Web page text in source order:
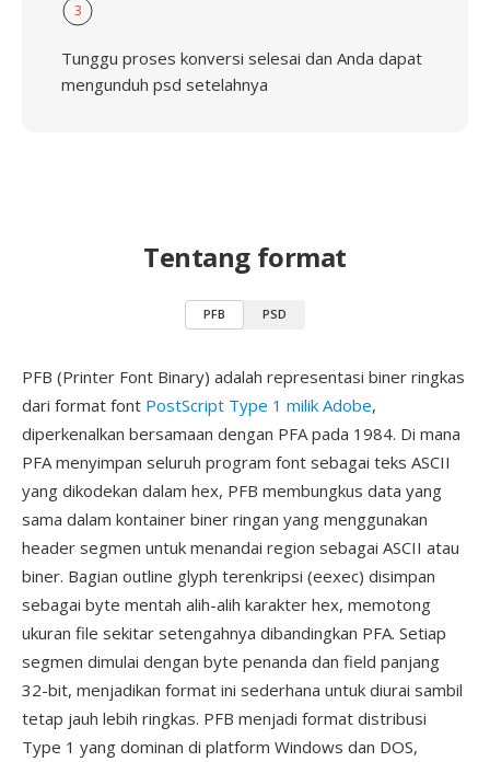
3
Tunggu proses konversi selesai dan Anda dapat
mengunduh psd setelahnya
Tentang format
PFB PSD
PFB (Printer Font Binary) adalah representasi biner ringkas
dari format font PostScript Type 1 milik Adobe,
diperkenalkan bersamaan dengan PFA pada 1984. Di mana
PFA menyimpan seluruh program font sebagai teks ASCII
yang dikodekan dalam hex, PFB membungkus data yang
sama dalam kontainer biner ringan yang menggunakan
header segmen untuk menandai region sebagai ASCII atau
biner. Bagian outline glyph terenkripsi (eexec) disimpan
sebagai byte mentah alih-alih karakter hex, memotong
ukuran file sekitar setengahnya dibandingkan PFA. Setiap
segmen dimulai dengan byte penanda dan field panjang
32-bit, menjadikan format ini sederhana untuk diurai sambil
tetap jauh lebih ringkas. PFB menjadi format distribusi
Type 1 yang dominan di platform Windows dan DOS,